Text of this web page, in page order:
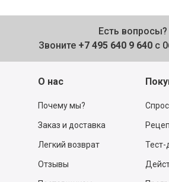
Есть вопросы?
Звоните +7 495 640 9 640 с
О нас
Почему мы?
Заказ и доставка
Легкий возврат
Отзывы